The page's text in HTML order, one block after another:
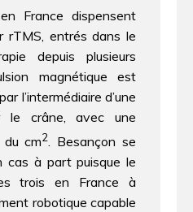
France dispensent
rTMS, entrés dans le
depuis plusieurs
magnétique est
l’intermédiaire d’une
le crâne, avec une
du cm2. Besançon se
cas à part puisque le
trois en France à
robotique capable